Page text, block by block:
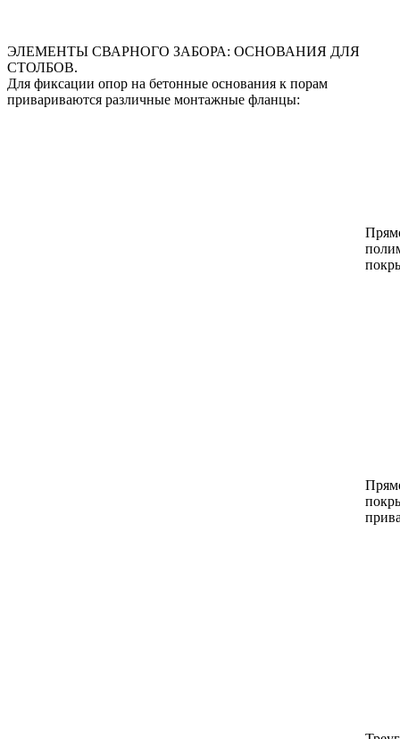
ЭЛЕМЕНТЫ СВАРНОГО ЗАБОРА: ОСНОВАНИЯ ДЛЯ
СТОЛБОВ.
Для фиксации опор на бетонные основания к порам
привариваются различные монтажные фланцы: